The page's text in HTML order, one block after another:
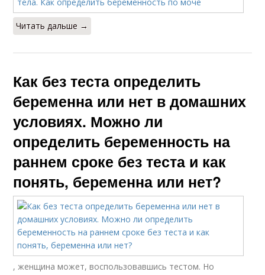
Читать дальше →
Как без теста определить
беременна или нет в домашних
условиях. Можно ли
определить беременность на
раннем сроке без теста и как
понять, беременна или нет?
, женщина может, воспользовавшись тестом. Но